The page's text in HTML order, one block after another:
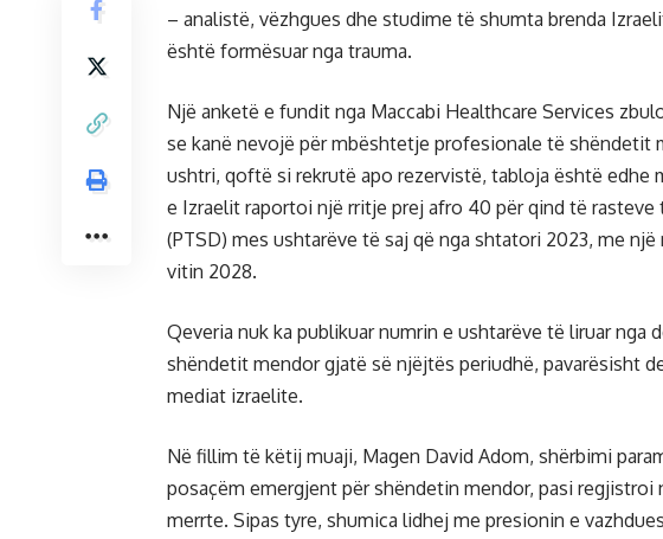
– analistë, vëzhgues dhe studime të shumta brenda
është formësuar nga trauma.
Një anketë e fundit nga Maccabi Healthcare Services
se kanë nevojë për mbështetje profesionale të shëndetit
ushtri, qoftë si rekrutë apo rezervistë, tabloja është edhe
e Izraelit raportoi një rritje prej afro 40 për qind të
(PTSD) mes ushtarëve të saj që nga shtatori 2023, me
vitin 2028.
Qeveria nuk ka publikuar numrin e ushtarëve të liruar nga
shëndetit mendor gjatë së njëjtës periudhë, pavarësisht
mediat izraelite.
Në fillim të këtij muaji, Magen David Adom, shërbimi
posaçëm emergjent për shëndetin mendor, pasi
merrte. Sipas tyre, shumica lidhej me presionin e